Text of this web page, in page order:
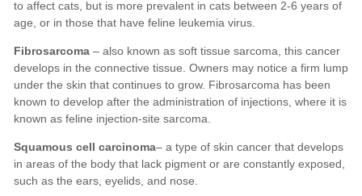
Fibrosarcoma
Squamous cell carcinoma